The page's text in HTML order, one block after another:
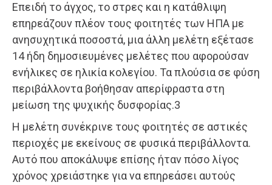
Επειδή το άγχος, το στρες και η κατάθλιψη
επηρεάζουν πλέον τους φοιτητές των ΗΠΑ με
ανησυχητικά ποσοστά, μια άλλη μελέτη εξέτασε
14 ήδη δημοσιευμένες μελέτες που αφορούσαν
ενήλικες σε ηλικία κολεγίου. Τα πλούσια σε φύση
περιβάλλοντα βοήθησαν απερίφραστα στη
μείωση της ψυχικής δυσφορίας.3
Η μελέτη συνέκρινε τους φοιτητές σε αστικές
περιοχές με εκείνους σε φυσικά περιβάλλοντα.
Αυτό που αποκάλυψε επίσης ήταν πόσο λίγος
χρόνος χρειάστηκε για να επηρεάσει αυτούς